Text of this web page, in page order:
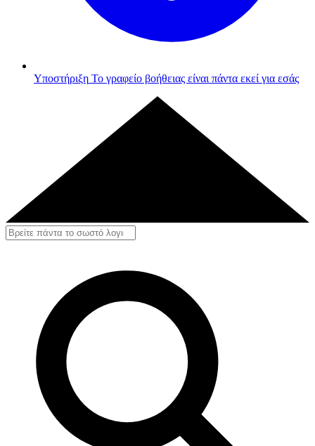
Υποστήριξη Το γραφείο βοήθειας είναι πάντα εκεί για εσάς